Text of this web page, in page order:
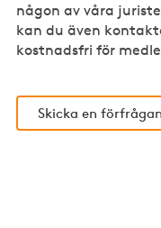
någon av våra
kan du även
kostnadsfri för
Skicka en förfrågan